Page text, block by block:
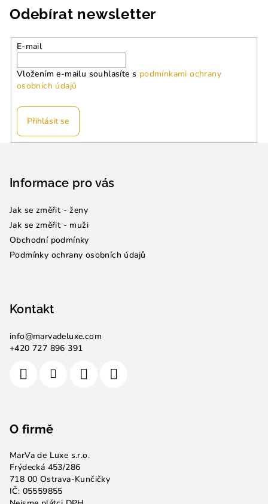
Odebírat newsletter
E-mail
Vložením e-mailu souhlasíte s podmínkami ochrany
osobních údajů
Přihlásit se
Informace pro vás
Jak se změřit - ženy
Jak se změřit - muži
Obchodní podmínky
Podmínky ochrany osobních údajů
Kontakt
info@marvadeluxe.com
+420 727 896 391
O firmě
MarVa de Luxe s.r.o.
Frýdecká 453/286
718 00 Ostrava-Kunčičky
IČ: 05559855